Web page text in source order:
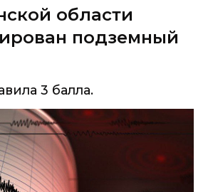
области
подземный
3 балла.